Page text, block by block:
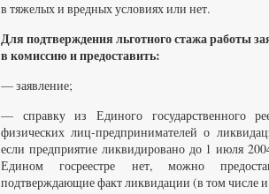
в тяжелых и вредных условиях или нет.
Для подтверждения льготного стажа работы
в комиссию и предоставить:
— заявление;
— справку из Единого государственного
физических лиц-предпринимателей о
если предприятие ликвидировано до 1 июля
Едином госреестре нет, можно
подтверждающие факт ликвидации (в том числе